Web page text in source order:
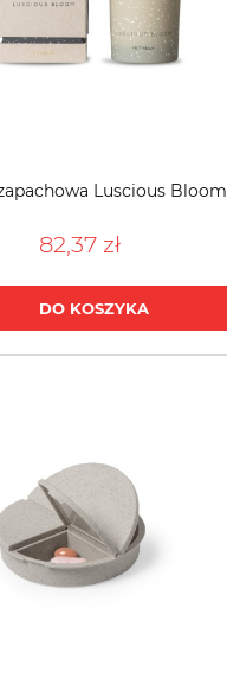
Luscious Bloom
82,37 zł
DO KOSZYKA